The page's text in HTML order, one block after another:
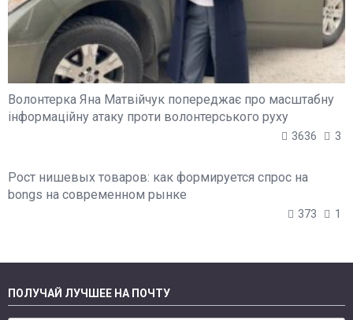
Волонтерка Яна Матвійчук попереджає про масштабну
інформаційну атаку проти волонтерського руху
3636 3
Рост нишевых товаров: как формируется спрос на
bongs на современном рынке
373 1
ПОЛУЧАЙ ЛУЧШЕЕ НА ПОЧТУ